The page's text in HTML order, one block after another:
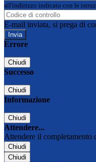
all'indirizzo indicato con le
E-mail inviata, si prega di
Errore
Chiudi
Successo
Chiudi
Informazione
Chiudi
Attendere...
Attendere il completamento
Chiudi
Chiudi